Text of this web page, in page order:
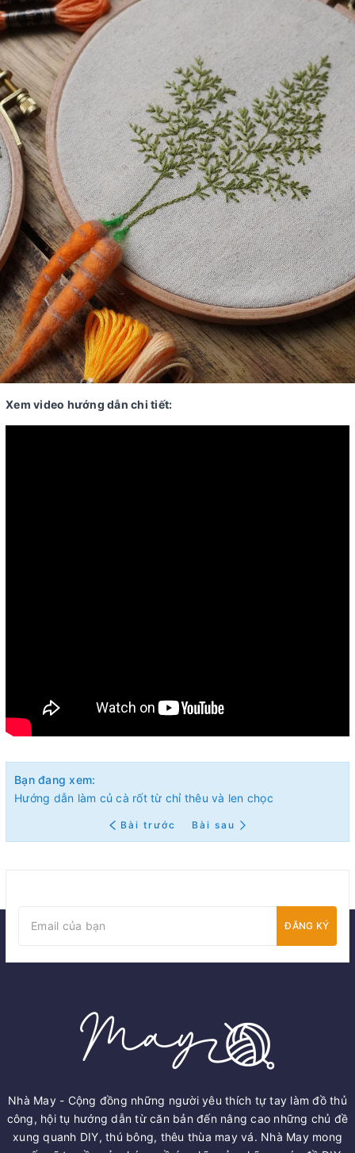
Xem video hướng dẫn chi tiết:
Bạn đang xem:
Hướng dẫn làm củ cà rốt từ chỉ thêu và len chọc
Bài trước Bài sau
ĐĂNG KÝ
Nhà May - Cộng đồng những người yêu thích tự tay làm đồ thủ
công, hội tụ hướng dẫn từ căn bản đến nâng cao những chủ đề
xung quanh DIY, thú bông, thêu thùa may vá. Nhà May mong